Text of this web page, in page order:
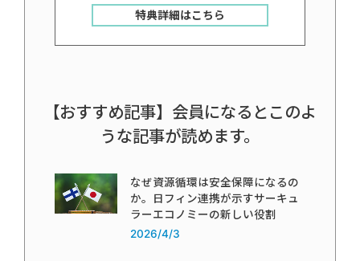
特典詳細はこちら
【おすすめ記事】会員になるとこのよ
うな記事が読めます。
なぜ資源循環は安全保障になるの
か。日フィン連携が示すサーキュ
ラーエコノミーの新しい役割
2026/4/3